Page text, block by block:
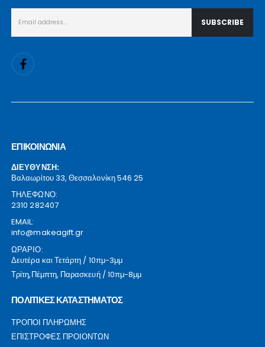
ΕΠΙΚΟΙΝΩΝΙΑ
ΔΙΕΥΘΥΝΣΗ:
Βαλαωρίτου 33, Θεσσαλονίκη 546 25
ΤΗΛΕΦΩΝΟ:
2310 282407
EMAIL:
info@makeagift.gr
ΩΡΑΡΙΟ:
Δευτέρα και Τετάρτη / 10πμ-3μμ
Τρίτη,Πέμπτη, Παρασκευή / 10πμ-8μμ
ΠΟΛΙΤΙΚΕΣ ΚΑΤΑΣΤΗΜΑΤΟΣ
ΤΡΟΠΟΙ ΠΛΗΡΩΜΗΣ
ΕΠΙΣΤΡΟΦΕΣ ΠΡΟΙΟΝΤΩΝ